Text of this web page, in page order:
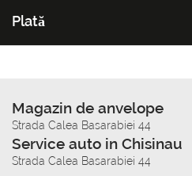
Plată
Magazin de anvelope
Strada Calea Basarabiei 44
Service auto in Chisinau
Strada Calea Basarabiei 44